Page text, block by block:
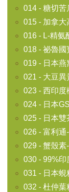
014 - 糖切苦
015 - 加拿大
016 - L-精氨
018 - 祕魯
019 - 日本燕
021 - 大豆
023 - 西印度
024 - 日本
025 - 日本雙
026 - 富利通
029 - 蟹殼素
030 - 99%印
031 - 日本蜆
032 - 杜仲葉